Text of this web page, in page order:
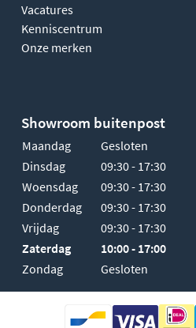
Vacatures
Kenniscentrum
Onze merken
Showroom buitenpost
Maandag
Gesloten
Dinsdag
09:30 - 17:30
Woensdag
09:30 - 17:30
Donderdag
09:30 - 17:30
Vrijdag
09:30 - 17:30
Zaterdag
10:00 - 17:00
Zondag
Gesloten